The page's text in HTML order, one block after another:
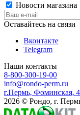
Новости магазина
Оставайтесь на связи
Вконтакте
Telegram
Наши контакты
8-800-300-19-00
info@rondo-perm.ru
г.Пермь, Фоминская,
2026 © Рондо, г.